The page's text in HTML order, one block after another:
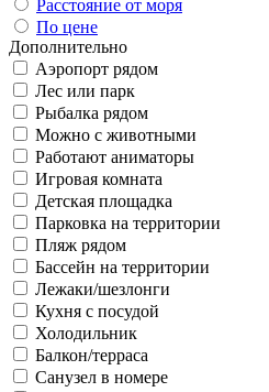
Расстояние от моря
По цене
Дополнительно
Аэропорт рядом
Лес или парк
Рыбалка рядом
Можно с животными
Работают аниматоры
Игровая комната
Детская площадка
Парковка на территории
Пляж рядом
Бассейн на территории
Лежаки/шезлонги
Кухня с посудой
Холодильник
Балкон/терраса
Санузел в номере